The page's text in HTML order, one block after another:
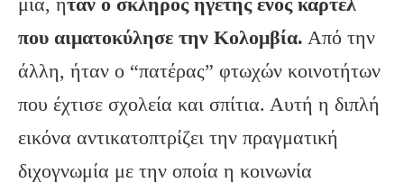
που αιματοκύλησε την Κολομβία. Από την
άλλη, ήταν ο “πατέρας” φτωχών κοινοτήτων
που έχτισε σχολεία και σπίτια. Αυτή η διπλή
εικόνα αντικατοπτρίζει την πραγματική
διχογνωμία με την οποία η κοινωνία